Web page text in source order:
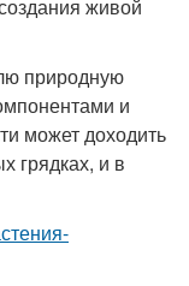
живой
природную
и
может доходить
грядках, и в